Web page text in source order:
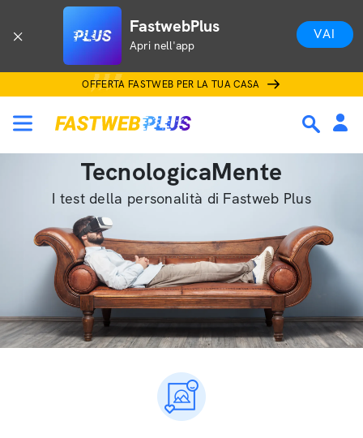
FastwebPlus
Apri nell'app
VAI
OFFERTA FASTWEB PER LA TUA CASA
TecnologicaMente
I test della personalità di Fastweb Plus